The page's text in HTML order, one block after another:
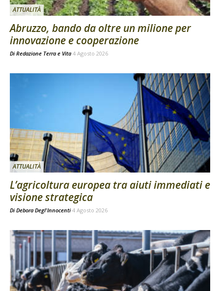
ATTUALITÀ
Abruzzo, bando da oltre un milione per
innovazione e cooperazione
Di Redazione Terra e Vita 4 Agosto 2026
ATTUALITÀ
L’agricoltura europea tra aiuti immediati e
visione strategica
Di Debora Degl'Innocenti 4 Agosto 2026